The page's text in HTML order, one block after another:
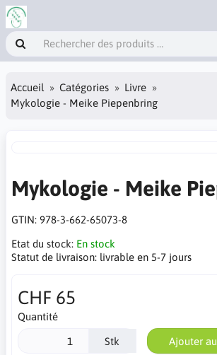
Accueil Catégories
Livre
Mykologie - Meike Piepenbring
Mykologie - Meike
GTIN: 978-3-662-65073-8
Etat du stock: En stock
Statut de livraison: livrable en 5-7 jours
CHF 65
Quantité
Stk Ajouter